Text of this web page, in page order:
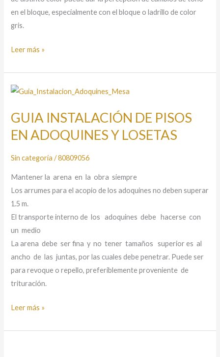
en el bloque, especialmente con el bloque o ladrillo de color
gris.
Leer más »
GUIA INSTALACIÓN DE PISOS
EN ADOQUINES Y LOSETAS
Sin categoría /80809056
Mantener la arena en la obra siempre
Los arrumes para el acopio de los adoquines no deben superar
1.5 m.
El transporte interno de los adoquines debe hacerse con
un medio
La arena debe ser fina y no tener tamaños superior es al
ancho de las juntas, por las cuales debe penetrar. Puede ser
para revoque o repello, preferiblemente proveniente de
trituración.
GUIA
DE
PISOS
ADOQUINES
Leer más »